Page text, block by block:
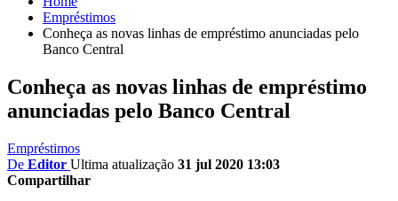
Empréstimos
Conheça as novas linhas de empréstimo anunciadas pelo
Banco Central
Conheça as novas linhas de empréstimo
anunciadas pelo Banco Central
Empréstimos
De Editor Ultima atualização 31 jul 2020 13:03
Compartilhar